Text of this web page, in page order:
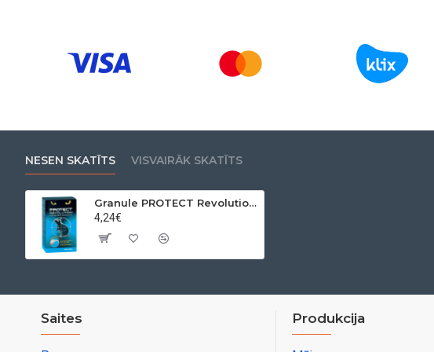
NESEN SKATĪTS VISVAIRĀK SKATĪTS
Granule PROTECT Revolution, žurkām, 2x75 g paplātes + 2x50 g želeja (150 + 100 g)
4,24€
Saites Produkcija